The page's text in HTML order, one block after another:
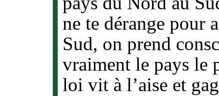
ne te dérange pour
Sud, on prend
vraiment le pays le
loi vit à l’aise et